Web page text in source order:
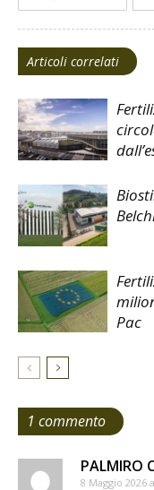
Articoli correlati
Pac
1 commento
PALMIRO
8 Maggio 2026